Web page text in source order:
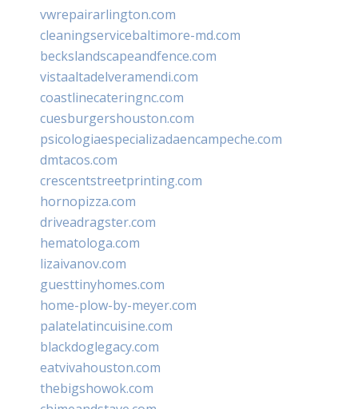
vwrepairarlington.com
cleaningservicebaltimore-md.com
beckslandscapeandfence.com
vistaaltadelveramendi.com
coastlinecateringnc.com
cuesburgershouston.com
psicologiaespecializadaencampeche.com
dmtacos.com
crescentstreetprinting.com
hornopizza.com
driveadragster.com
hematologa.com
lizaivanov.com
guesttinyhomes.com
home-plow-by-meyer.com
palatelatincuisine.com
blackdoglegacy.com
eatvivahouston.com
thebigshowok.com